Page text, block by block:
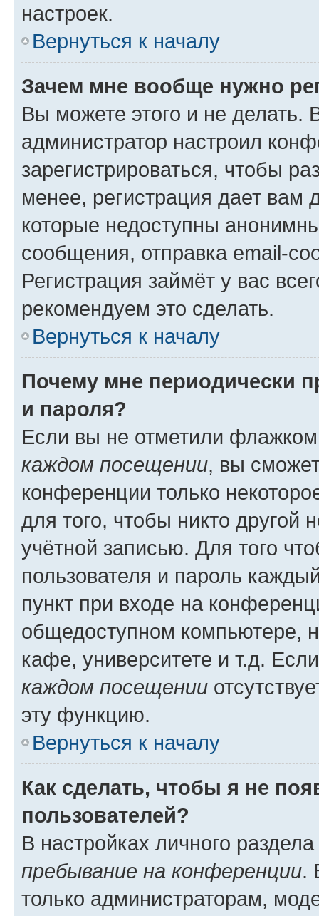
настроек.
Вернуться к началу
Зачем мне вообще нужно
Вы можете этого и не делать.
администратор настроил
зарегистрироваться, чтобы
менее, регистрация дает вам
которые недоступны
сообщения, отправка email-
Регистрация займёт у вас
рекомендуем это сделать.
Вернуться к началу
Почему мне периодически
и пароля?
Если вы не отметили
каждом посещении, вы
конференции только
для того, чтобы никто другой
учётной записью. Для того
пользователя и пароль
пункт при входе на
общедоступном компьютере,
кафе, университете и т.д.
каждом посещении
эту функцию.
Вернуться к началу
Как сделать, чтобы я не
пользователей?
В настройках личного
пребывание на конференции.
только администраторам,